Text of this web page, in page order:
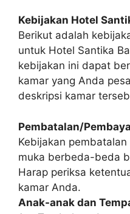
Kebijakan Hotel
Berikut adalah
untuk Hotel Santika
kebijakan ini dapat
kamar yang Anda
deskripsi kamar
Pembatalan/
Kebijakan
muka berbeda-beda
Harap periksa
kamar Anda.
Anak-anak dan